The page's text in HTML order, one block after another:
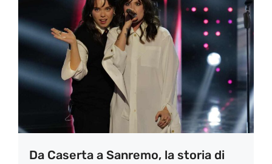
Da Caserta a Sanremo, la storia di